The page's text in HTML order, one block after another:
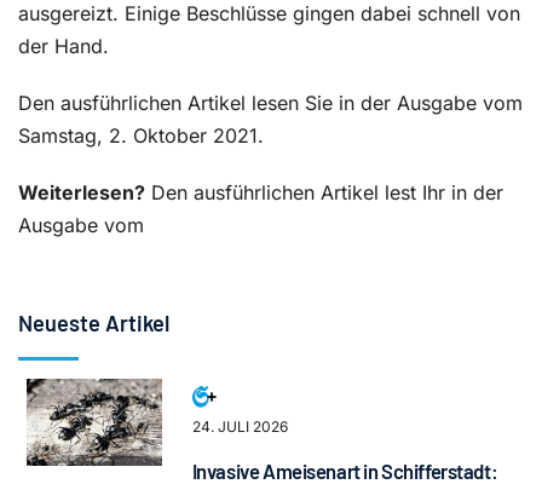
ausgereizt. Einige Beschlüsse gingen dabei schnell von
der Hand.
Den ausführlichen Artikel lesen Sie in der Ausgabe vom
Samstag, 2. Oktober 2021.
Weiterlesen? Den ausführlichen Artikel lest Ihr in der
Ausgabe vom
Neueste Artikel
24. JULI 2026
Invasive Ameisenart in Schifferstadt: